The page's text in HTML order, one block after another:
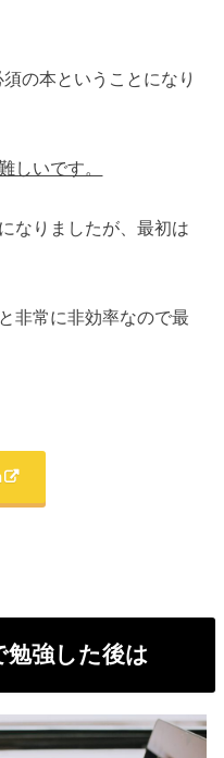
の本ということになり
しいです。
なりましたが、最初は
非常に非効率なので最
強した後は